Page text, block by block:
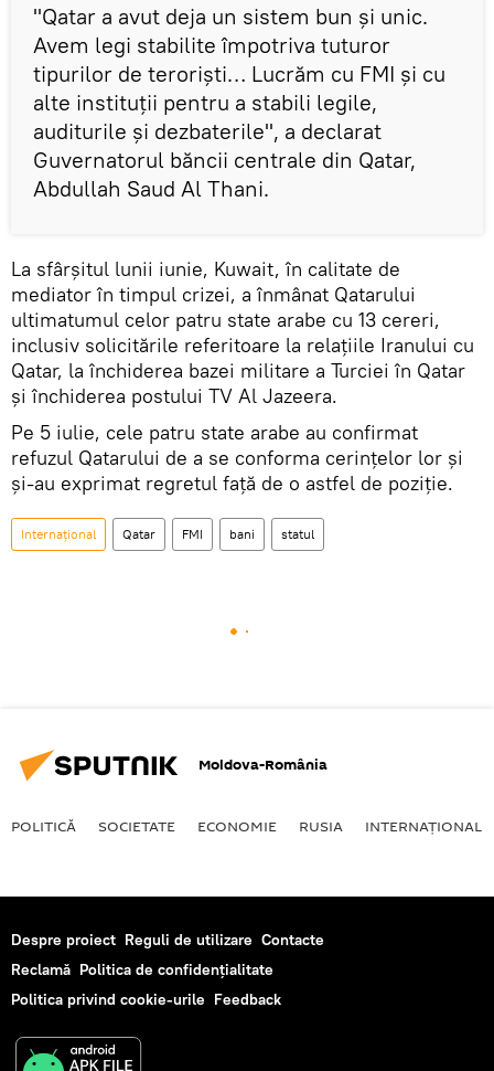
"Qatar a avut deja un sistem bun și unic.
Avem legi stabilite împotriva tuturor
tipurilor de teroriști… Lucrăm cu FMI și cu
alte instituții pentru a stabili legile,
auditurile și dezbaterile", a declarat
Guvernatorul băncii centrale din Qatar,
Abdullah Saud Al Thani.
La sfârșitul lunii iunie, Kuwait, în calitate de
mediator în timpul crizei, a înmânat Qatarului
ultimatumul celor patru state arabe cu 13 cereri,
inclusiv solicitările referitoare la relațiile Iranului cu
Qatar, la închiderea bazei militare a Turciei în Qatar
și închiderea postului TV Al Jazeera.
Pe 5 iulie, cele patru state arabe au confirmat
refuzul Qatarului de a se conforma cerințelor lor și
și-au exprimat regretul față de o astfel de poziție.
Internaţional Qatar FMI bani statul
Moldova-România
POLITICĂ SOCIETATE ECONOMIE RUSIA INTERNAŢIONAL
Despre proiect Reguli de utilizare Contacte
Reclamă Politica de confidențialitate
Politica privind cookie-urile Feedback